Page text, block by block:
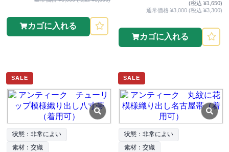
カゴに入れる
(税込 ¥1,650)
通常価格 ¥3,000 (税込 ¥3,300)
カゴに入れる
SALE
状態：非常によい
素材：交織
SALE
状態：非常によい
素材：交織